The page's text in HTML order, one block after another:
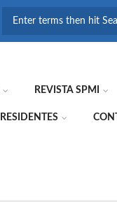
REVISTA SPMI
RESIDENTES